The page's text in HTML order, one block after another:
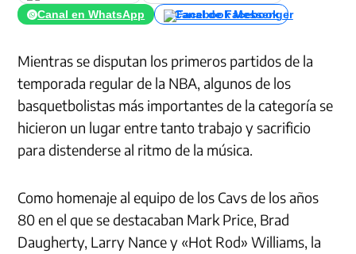
Canal en WhatsApp
Canal de Facebook
Mientras se disputan los primeros partidos de la
temporada regular de la NBA, algunos de los
basquetbolistas más importantes de la categoría se
hicieron un lugar entre tanto trabajo y sacrificio
para distenderse al ritmo de la música.
Como homenaje al equipo de los Cavs de los años
80 en el que se destacaban Mark Price, Brad
Daugherty, Larry Nance y «Hot Rod» Williams, la